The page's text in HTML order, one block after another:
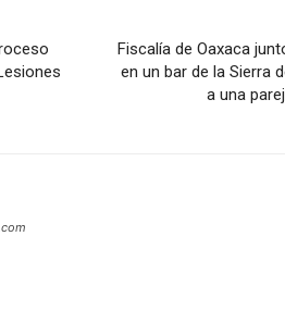
Fiscalía de Oaxaca
en un bar de la Sierra
a una